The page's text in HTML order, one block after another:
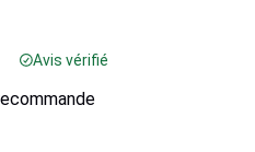
Avis vérifié